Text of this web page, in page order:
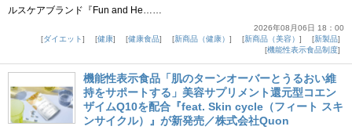
ルスケアブランド『Fun and He……
2026年08月06日 18：00
ダイエット
健康 健康食品 新商品（健康） 新商品（美容）
新製品
機能性表示食品制度
機能性表示食品「肌のターンオーバーとうるおい維
持をサポートする」美容サプリメント還元型コエン
ザイムQ10を配合『feat. Skin cycle（フィート スキ
ンサイクル）』が新発売／株式会社Quon